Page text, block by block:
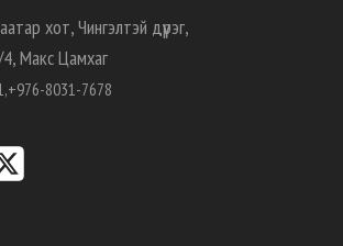
хот, Чингэлтэй дүүрэг,
Макс Цамхаг
+976-8031-7678